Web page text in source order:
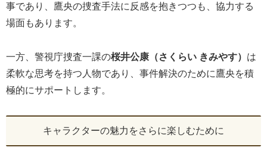
事であり、鷹央の捜査手法に反感を抱きつつも、協力する
場面もあります。
一方、警視庁捜査一課の桜井公康（さくらい きみやす） は
柔軟な思考を持つ人物であり、事件解決のために鷹央を積
極的にサポートします。
キャラクターの魅力をさらに楽しむために